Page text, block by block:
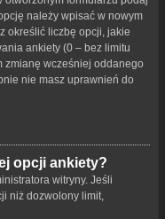
należy wpisać w nowym
określić liczbę opcji, jakie
ankiety (0 – bez limitu
zmianę wcześniej oddanego
nie masz uprawnień do
opcji ankiety?
witryny. Jeśli
niż dozwolony limit,